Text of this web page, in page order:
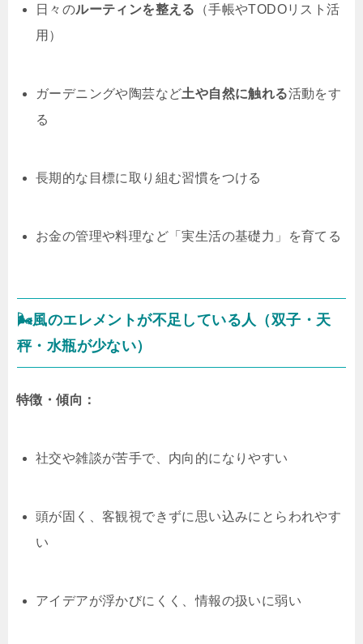
日々のルーティンを整える
（手帳やTODOリスト活
用）
ガーデニングや陶芸など土や自然に触れる活動をす
る
長期的な目標に取り組む習慣をつける
お金の管理や料理など「実生活の基礎力」を育てる
🌬風のエレメントが不足している人（双子・天
秤・水瓶が少ない）
特徴・傾向：
社交や雑談が苦手で、内向的になりやすい
頭が固く、客観視できずに思い込みにとらわれやす
い
アイデアが浮かびにくく、情報の扱いに弱い